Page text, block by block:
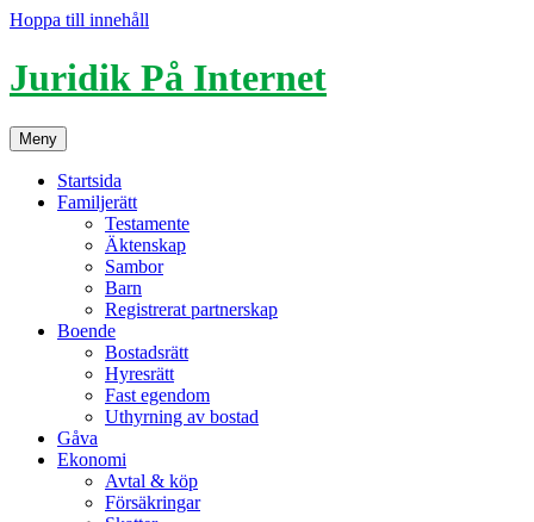
Hoppa till innehåll
Juridik På Internet
Meny
Startsida
Familjerätt
Testamente
Äktenskap
Sambor
Barn
Registrerat partnerskap
Boende
Bostadsrätt
Hyresrätt
Fast egendom
Uthyrning av bostad
Gåva
Ekonomi
Avtal & köp
Försäkringar